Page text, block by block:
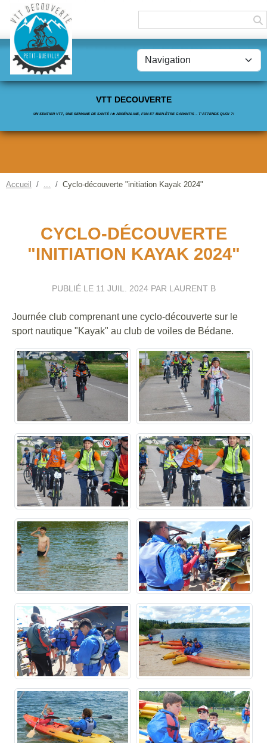
VTT DECOUVERTE
UN SENTIER VTT, UNE SEMAINE DE SANTÉ !🔥 ADRÉNALINE, FUN ET BIEN-ÊTRE GARANTIS – T’ATTENDS QUOI ?!
Accueil Cyclo-découverte "initiation Kayak 2024"
CYCLO-DÉCOUVERTE
"INITIATION KAYAK 2024"
PUBLIÉ LE 11 JUIL. 2024PAR LAURENT B
Journée club comprenant une cyclo-découverte sur le
sport nautique "Kayak" au club de voiles de Bédane.
Panneau de gestion des cookies